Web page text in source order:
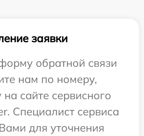
заявки
обратной связи
нам по номеру,
сайте сервисного
Специалист сервиса
для уточнения